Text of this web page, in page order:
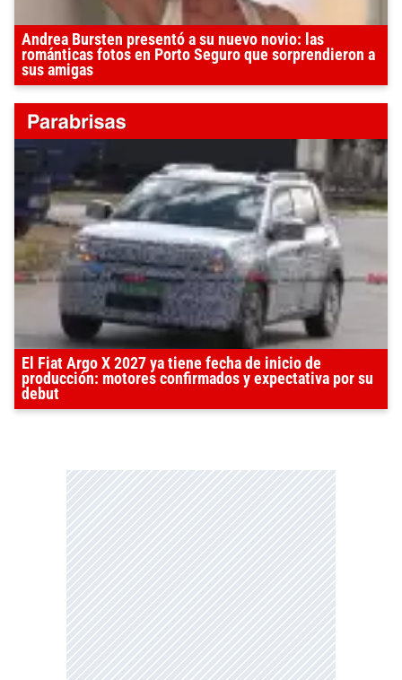
Andrea Bursten presentó a su nuevo novio: las
románticas fotos en Porto Seguro que sorprendieron a
sus amigas
El Fiat Argo X 2027 ya tiene fecha de inicio de
producción: motores confirmados y expectativa por su
debut